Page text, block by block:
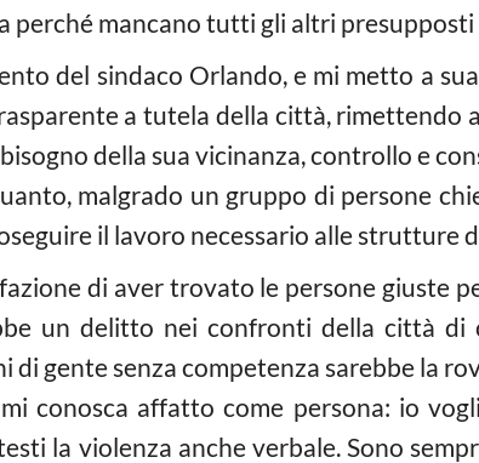
perché mancano tutti gli altri
del sindaco Orlando, e mi metto a
a tutela della città, rimettendo
della sua vicinanza, controllo e
malgrado un gruppo di persone
il lavoro necessario alle strutture
di aver trovato le persone giuste
un delitto nei confronti della città
di gente senza competenza sarebbe la
conosca affatto come persona: io
la violenza anche verbale. Sono